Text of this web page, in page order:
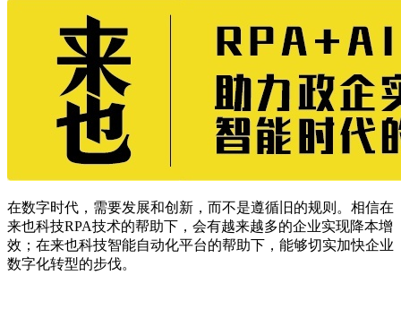
在数字时代，需要发展和创新，而不是遵循旧的规则。相信在
来也科技RPA技术的帮助下，会有越来越多的企业实现降本增
效；在来也科技智能自动化平台的帮助下，能够切实加快企业
数字化转型的步伐。